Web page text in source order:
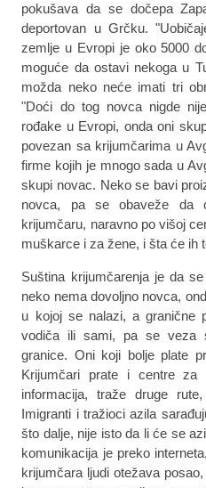
pokušava da se dočepa
deportovan u Grčku.
zemlje u Evropi je oko 5000
moguće da ostavi nekoga u
možda neko neće imati tri
"Doći do tog novca nigde
rođake u Evropi, onda oni
povezan sa krijumčarima u
firme kojih je mnogo sada u
skupi novac. Neko se bavi
novca, pa se obaveže da
krijumčaru, naravno po višoj
muškarce i za žene, i šta će ih
Suština krijumčarenja je da
neko nema dovoljno novca,
u kojoj se nalazi, a granične
vodiča ili sami, pa se veza
granice. Oni koji bolje plate
Krijumčari prate i centre
informacija, traže druge
Imigranti i tražioci azila
što dalje, nije isto da li će se
komunikacija je preko
krijumčara ljudi otežava